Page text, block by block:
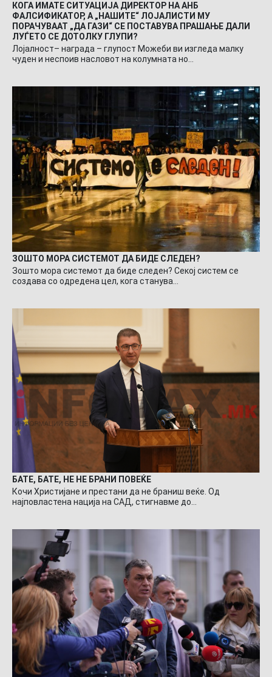
КОГА ИМАТЕ СИТУАЦИЈА ДИРЕКТОР НА АНБ
ФАЛСИФИКАТОР, А „НАШИТЕ“ ЛОЈАЛИСТИ МУ
ПОРАЧУВААТ „ДА ГАЗИ“ СЕ ПОСТАВУВА ПРАШАЊЕ ДАЛИ
ЛУЃЕТО СЕ ДОТОЛКУ ГЛУПИ?
Лојалност– награда – глупост Можеби ви изгледа малку
чуден и неспоив насловот на колумната но…
ЗОШТО МОРА СИСТЕМОТ ДА БИДЕ СЛЕДЕН?
Зошто мора системот да биде следен? Секој систем се
создава со одредена цел, кога станува…
БАТЕ, БАТЕ, НЕ НЕ БРАНИ ПОВЕЌЕ
Кочи Христијане и престани да не браниш веќе. Од
најповластена нација на САД, стигнавме до…